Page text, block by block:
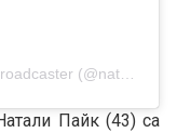
A post shared by Natalie Pike | Sports Broadcaster (@nataliepikepresenter)
Пайк (43) са